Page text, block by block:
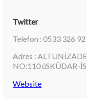
Twitter
Telefon : 0533 326 92
Adres :
NO:110 üSKÜDAR-
Website